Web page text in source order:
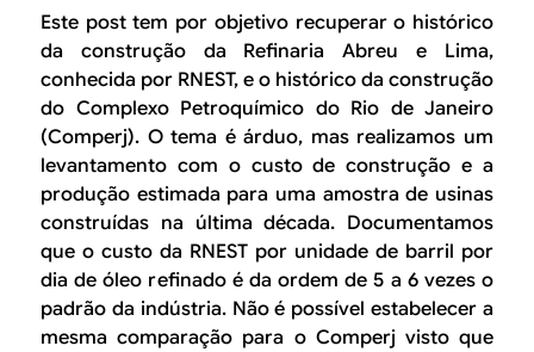
s
c
a
Este post tem por objetivo recuperar o histórico
da construção da Refinaria Abreu e Lima,
conhecida por RNEST, e o histórico da construção
do Complexo Petroquímico do Rio de Janeiro
(Comperj). O tema é árduo, mas realizamos um
levantamento com o custo de construção e a
produção estimada para uma amostra de usinas
construídas na última década. Documentamos
que o custo da RNEST por unidade de barril por
dia de óleo refinado é da ordem de 5 a 6 vezes o
padrão da indústria. Não é possível estabelecer a
mesma comparação para o Comperj visto que